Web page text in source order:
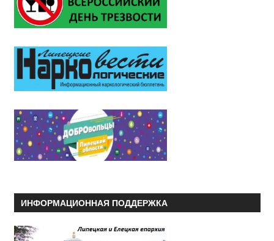
ИНФОРМАЦИОННАЯ ПОДДЕРЖКА